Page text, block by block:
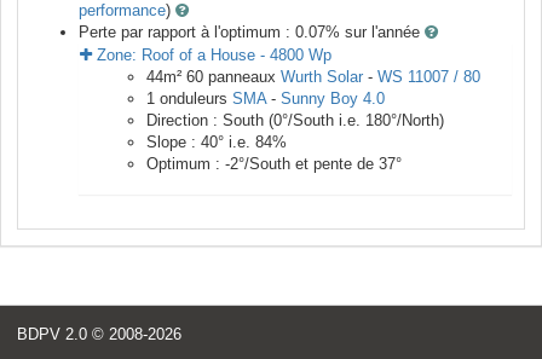
performance)
Perte par rapport à l'optimum : 0.07% sur l'année
Zone: Roof of a House - 4800 Wp
44m² 60 panneaux Wurth Solar - WS 11007 / 80
1 onduleurs SMA- Sunny Boy 4.0
Direction : South (0°/South i.e. 180°/North)
Slope : 40° i.e. 84%
Optimum : -2°/South et pente de 37°
BDPV 2.0 © 2008-2026